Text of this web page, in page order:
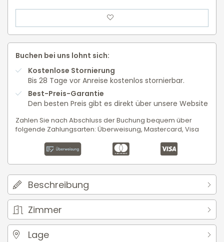
Buchen bei uns lohnt sich:
Kostenlose Stornierung
Bis 28 Tage vor Anreise kostenlos stornierbar.
Best-Preis-Garantie
Den besten Preis gibt es direkt über unsere Website
Zahlen Sie nach Abschluss der Buchung bequem über
folgende Zahlungsarten: Überweisung, Mastercard, Visa
Beschreibung
Zimmer
Lage